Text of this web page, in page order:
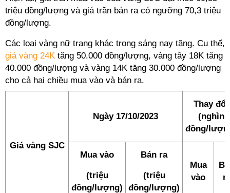
triệu đồng/lượng và giá trần bán ra có ngưỡng 70,3 triệu
đồng/lượng.
Các loại vàng nữ trang khác trong sáng nay tăng. Cụ thể,
giá vàng 24K tăng 50.000 đồng/lượng, vàng tây 18K tăng
40.000 đồng/lượng và vàng 14K tăng 30.000 đồng/lượng
cho cả hai chiều mua vào và bán ra.
Giá vàng SJC
Ngày 17/10/2023
Thay đổi
(nghìn
đồng/
Mua vào
(triệu
đồng/lượng)
Bán ra
(triệu
đồng/lượng)
Mua
vào